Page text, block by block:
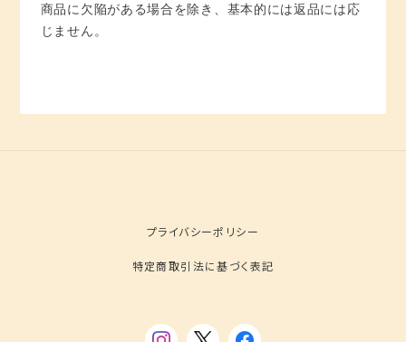
商品に欠陥がある場合を除き、基本的には返品には応
じません。
プライバシーポリシー
特定商取引法に基づく表記